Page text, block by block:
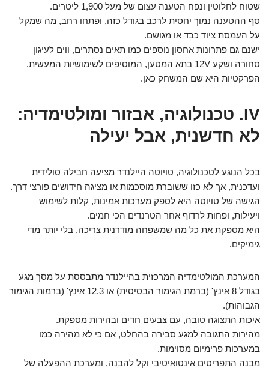
שטוח לחלוטין ונפח הטענה עצום של מעל 1,900 ליטרים.
סף ההטענה נמוך יחסית לרכב בגודל כזה, ופתחו רחב, מה שמקל
על העמסת ציוד כבד או מגושם.
ישנם גם פתרונות אחסון נוספים כמו תאים נסתרים, ווים לעיגון
סחורה ושקע 12V בתא המטען, המוסיפים לשימושיות המעשית.
הפרקטיות היא שם המשחק כאן.
IV. טכנולוגיה, אבזור ומולטימדיה:
לא חדשנית, אבל יעילה
בכל הנוגע לטכנולוגיה, טויוטה היילנדר מציעה חבילה סולידית
ועדכנית, אך לא כזו ששוברת מוסכמות או מציגה חידושים פורצי דרך.
הגישה של טויוטה היא לספק מערכות אמינות, קלות לשימוש
ויעילות, ופחות לרדוף אחר הטרנדים הכי חמים.
היא מספקת את כל מה שמשפחה מודרנית צריכה, בלי יותר מדי
גימיקים.
המערכת המולטימדיה המרכזית בהיילנדר מתבססת על מסך מגע
בגודל 8 אינץ' (ברמת הגימור הבסיסית) או 12.3 אינץ' (ברמות הגימור
הגבוהות).
איכות התצוגה טובה, עם צבעים חדים ובהירות מספקת.
מהירות התגובה למגע סבירה בהחלט, אם כי לא מהירה כמו
במערכות פרימיום מסוימות.
מבנה התפריטים אינטואיטיבי וקל להבנה, ומערכת ההפעלה של